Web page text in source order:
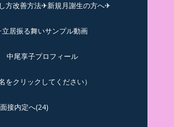
方改善方法✈新規月謝生の方へ✈
居振る舞いサンプル動画
中尾享子プロフィール
クリックしてください）
接内定へ(24)